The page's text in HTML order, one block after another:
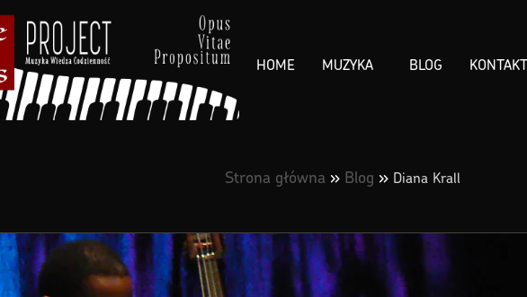
Strona główna » Blog » Diana Krall